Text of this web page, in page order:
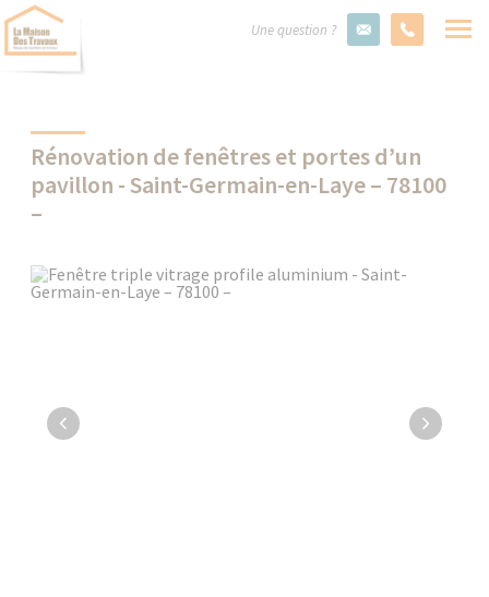
Une question ?
Rénovation de fenêtres et portes d’un
pavillon - Saint-Germain-en-Laye – 78100
–